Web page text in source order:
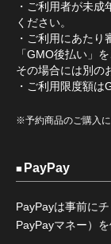
・ご利用者が未
ください。
・ご利用にあた
「GMO後払い」
その場合には別の
・ご利用限度額は
※予約商品のご購入に
PayPay
PayPayは事前に
PayPayマネー）